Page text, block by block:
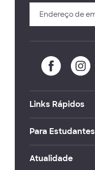
Links Rápidos
Para Estudantes
Atualidade